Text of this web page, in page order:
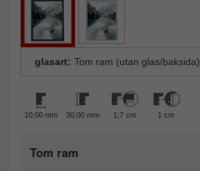
glasart: Tom ram (utan glas/baksida)
10,00 mm 30,00 mm 1,7 cm 1 cm
Tom ram